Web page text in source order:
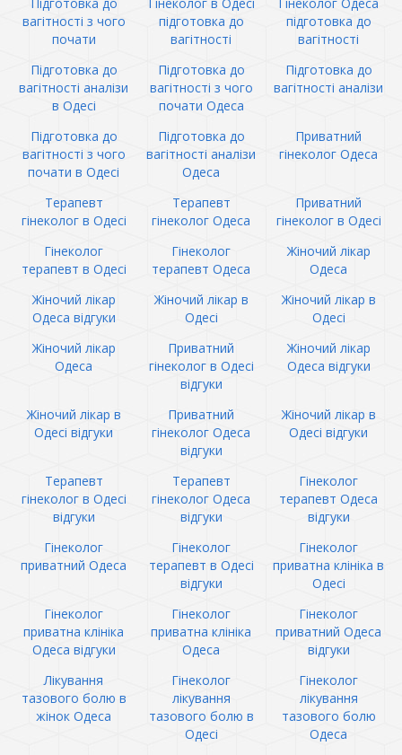
вагітності з чого
почати
підготовка до
вагітності
підготовка до
вагітності
Підготовка до
вагітності аналізи
в Одесі
Підготовка до
вагітності з чого
почати Одеса
Підготовка до
вагітності аналізи
Підготовка до
вагітності з чого
почати в Одесі
Підготовка до
вагітності аналізи
Одеса
Приватний
гінеколог Одеса
Терапевт
гінеколог в Одесі
Терапевт
гінеколог Одеса
Приватний
гінеколог в Одесі
Гінеколог
терапевт в Одесі
Гінеколог
терапевт Одеса
Жіночий лікар
Одеса
Жіночий лікар
Одеса відгуки
Жіночий лікар в
Одесі
Жіночий лікар в
Одесі
Жіночий лікар
Одеса
Приватний
гінеколог в Одесі
відгуки
Жіночий лікар
Одеса відгуки
Жіночий лікар в
Одесі відгуки
Приватний
гінеколог Одеса
відгуки
Жіночий лікар в
Одесі відгуки
Терапевт
гінеколог в Одесі
відгуки
Терапевт
гінеколог Одеса
відгуки
Гінеколог
терапевт Одеса
відгуки
Гінеколог
приватний Одеса
Гінеколог
терапевт в Одесі
відгуки
Гінеколог
приватна клініка в
Одесі
Гінеколог
приватна клініка
Одеса відгуки
Гінеколог
приватна клініка
Одеса
Гінеколог
приватний Одеса
відгуки
Лікування
тазового болю в
жінок Одеса
Гінеколог
лікування
тазового болю в
Одесі
Гінеколог
лікування
тазового болю
Одеса